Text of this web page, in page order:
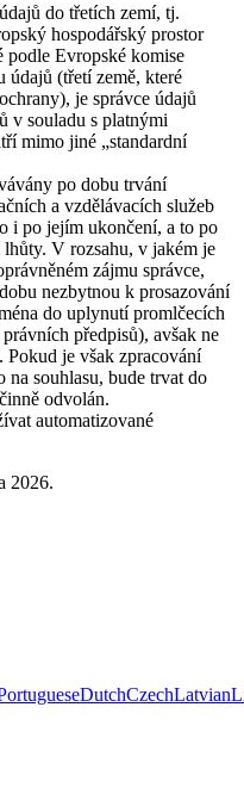
do třetích zemí, tj.
hospodářský prostor
podle Evropské komise
údajů (třetí země, které
je správce údajů
v souladu s platnými
mimo jiné „standardní
po dobu trvání
a vzdělávacích služeb
i po jejím ukončení, a to po
V rozsahu, v jakém je
zájmu správce,
nezbytnou k prosazování
do uplynutí promlčecích
předpisů), avšak ne
Pokud je však zpracování
na souhlasu, bude trvat do
odvolán.
automatizované
2026.
DutchCzechLatvian